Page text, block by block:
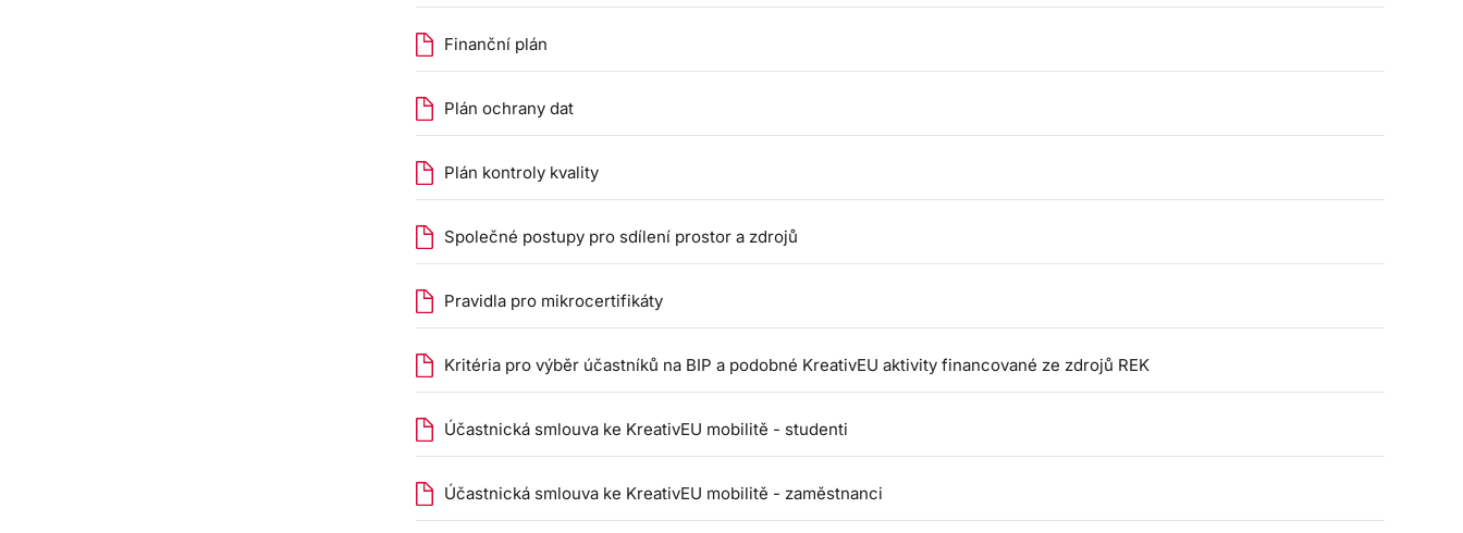
Finanční plán
Plán ochrany dat
Plán kontroly kvality
Společné postupy pro sdílení prostor a zdrojů
Pravidla pro mikrocertifikáty
Kritéria pro výběr účastníků na BIP a podobné KreativEU aktivity financované ze zdrojů REK
Účastnická smlouva ke KreativEU mobilitě - studenti
Účastnická smlouva ke KreativEU mobilitě - zaměstnanci